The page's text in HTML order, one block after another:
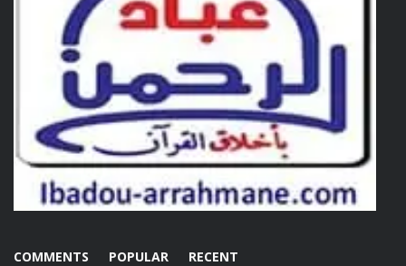
RECENT
POPULAR
COMMENTS